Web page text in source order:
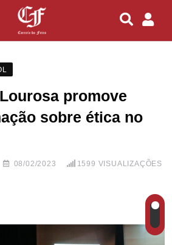
promove
sobre ética no
08/02/2023 1599 VISUALIZAÇÕES